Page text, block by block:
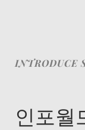
INTRODUCE
인포월